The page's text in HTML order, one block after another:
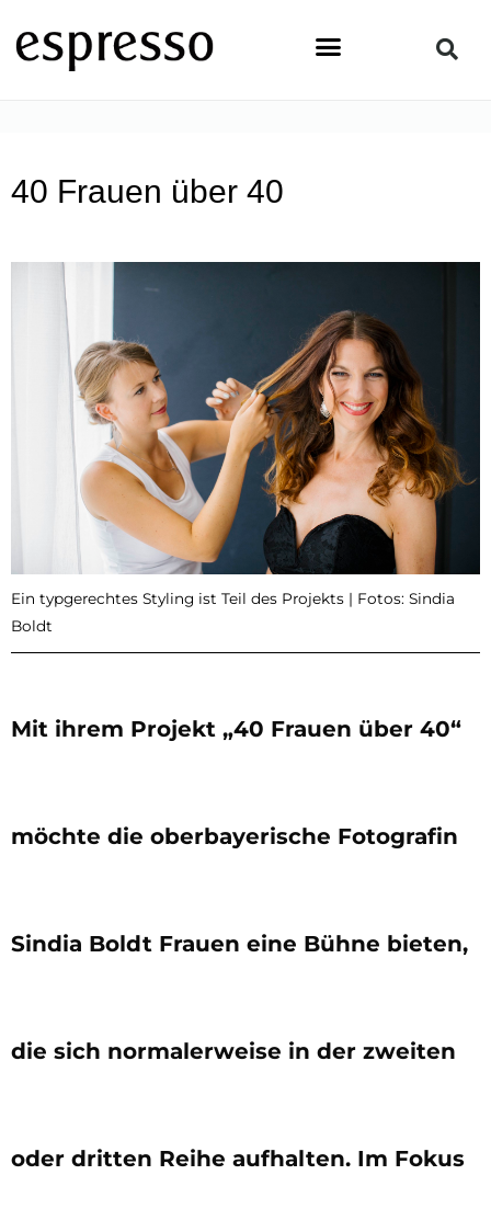
Inhalt
springen
40 Frauen über 40
Ein typgerechtes Styling ist Teil des Projekts | Fotos: Sindia
Boldt
Mit ihrem Projekt „40 Frauen über 40“
möchte die oberbayerische Fotografin
Sindia Boldt Frauen eine Bühne bieten,
die sich normalerweise in der zweiten
oder dritten Reihe aufhalten. Im Fokus